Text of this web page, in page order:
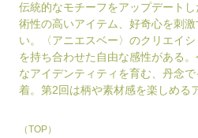
伝統的なモチーフをアップデート
術性の高いアイテム、好奇心を刺
い。〈アニエスベー〉のクリエイ
を持ち合わせた自由な感性がある
なアイデンティティを育む、丹念
着。第2回は柄や素材感を楽しめる
（TOP）